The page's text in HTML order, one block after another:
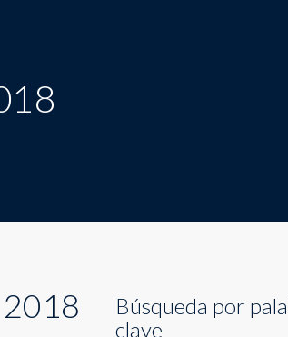
2018
Búsqueda por
clave